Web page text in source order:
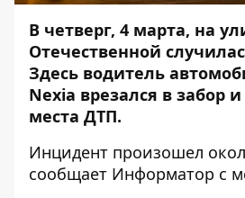
В четверг, 4 марта, на
Отечественной
Здесь водитель
Nexia врезался в забор
места ДТП.
Инцидент произошел
сообщает Информатор с